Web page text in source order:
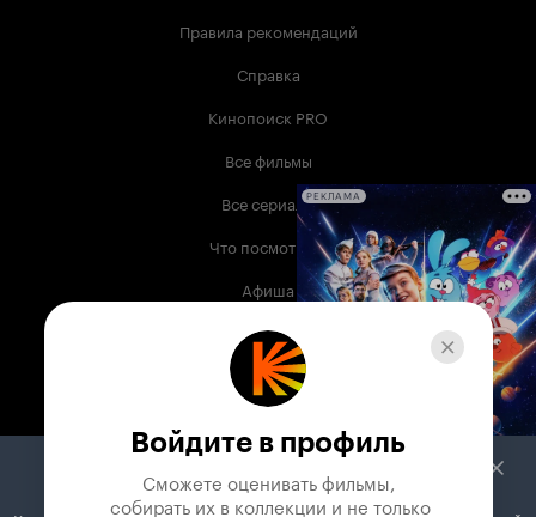
Правила рекомендаций
Справка
Кинопоиск PRO
Все фильмы
Все сериалы
Что посмотреть
Афиша
Музыка
Телепрограмма
Служба поддержки
РЕКЛАМА
Войдите в профиль
Сможете оценивать фильмы,
собирать их в коллекции и не только